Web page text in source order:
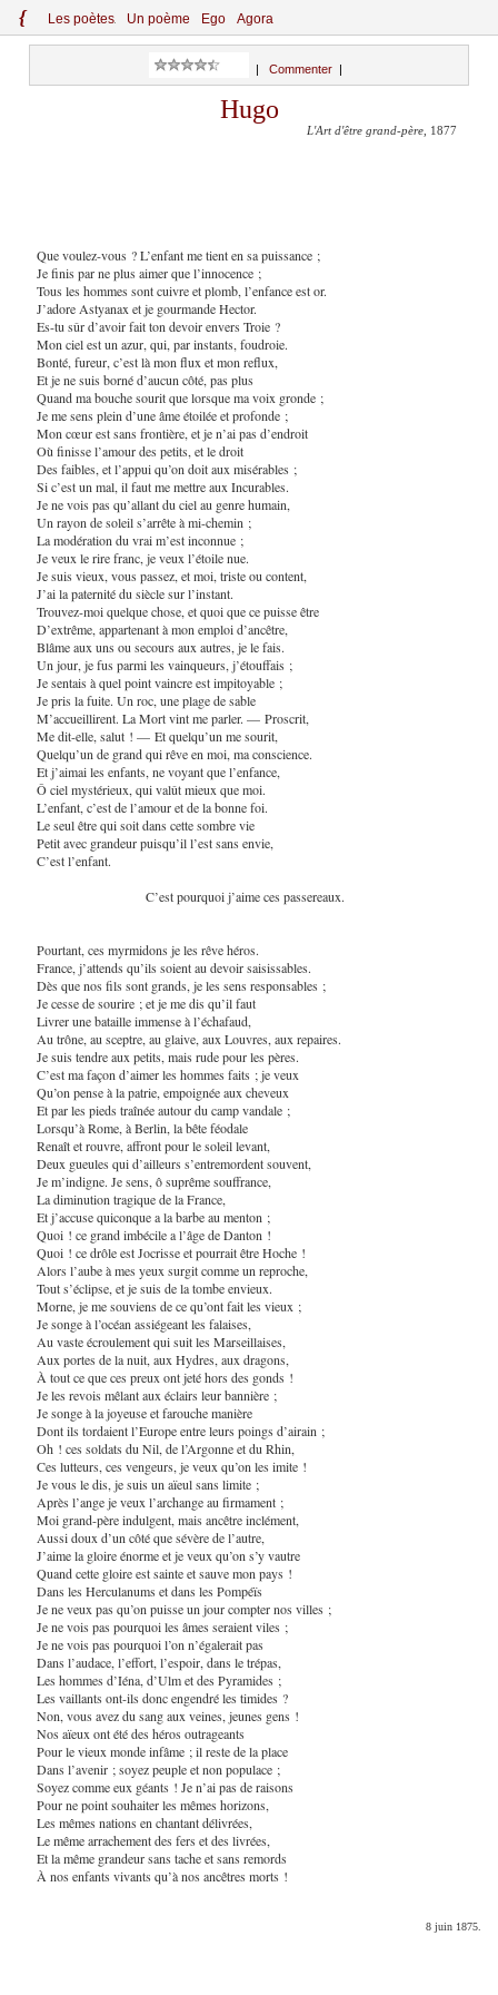
{ Les poètes Un poème Ego Agora
Commenter
Hugo
L'Art d'être grand-père , 1877
Que voulez-vous ? L’enfant me tient en sa puissance ;
Je finis par ne plus aimer que l’innocence ;
Tous les hommes sont cuivre et plomb, l’enfance est or.
J’adore Astyanax et je gourmande Hector.
Es-tu sûr d’avoir fait ton devoir envers Troie ?
Mon ciel est un azur, qui, par instants, foudroie.
Bonté, fureur, c’est là mon flux et mon reflux,
Et je ne suis borné d’aucun côté, pas plus
Quand ma bouche sourit que lorsque ma voix gronde ;
Je me sens plein d’une âme étoilée et profonde ;
Mon cœur est sans frontière, et je n’ai pas d’endroit
Où finisse l’amour des petits, et le droit
Des faibles, et l’appui qu’on doit aux misérables ;
Si c’est un mal, il faut me mettre aux Incurables.
Je ne vois pas qu’allant du ciel au genre humain,
Un rayon de soleil s’arrête à mi-chemin ;
La modération du vrai m’est inconnue ;
Je veux le rire franc, je veux l’étoile nue.
Je suis vieux, vous passez, et moi, triste ou content,
J’ai la paternité du siècle sur l’instant.
Trouvez-moi quelque chose, et quoi que ce puisse être
D’extrême, appartenant à mon emploi d’ancêtre,
Blâme aux uns ou secours aux autres, je le fais.
Un jour, je fus parmi les vainqueurs, j’étouffais ;
Je sentais à quel point vaincre est impitoyable ;
Je pris la fuite. Un roc, une plage de sable
M’accueillirent. La Mort vint me parler. — Proscrit,
Me dit-elle, salut ! — Et quelqu’un me sourit,
Quelqu’un de grand qui rêve en moi, ma conscience.
Et j’aimai les enfants, ne voyant que l’enfance,
Ô ciel mystérieux, qui valût mieux que moi.
L’enfant, c’est de l’amour et de la bonne foi.
Le seul être qui soit dans cette sombre vie
Petit avec grandeur puisqu’il l’est sans envie,
C’est l’enfant.
C’est pourquoi j’aime ces passereaux.
Pourtant, ces myrmidons je les rêve héros.
France, j’attends qu’ils soient au devoir saisissables.
Dès que nos fils sont grands, je les sens responsables ;
Je cesse de sourire ; et je me dis qu’il faut
Livrer une bataille immense à l’échafaud,
Au trône, au sceptre, au glaive, aux Louvres, aux repaires.
Je suis tendre aux petits, mais rude pour les pères.
C’est ma façon d’aimer les hommes faits ; je veux
Qu’on pense à la patrie, empoignée aux cheveux
Et par les pieds traînée autour du camp vandale ;
Lorsqu’à Rome, à Berlin, la bête féodale
Renaît et rouvre, affront pour le soleil levant,
Deux gueules qui d’ailleurs s’entremordent souvent,
Je m’indigne. Je sens, ô suprême souffrance,
La diminution tragique de la France,
Et j’accuse quiconque a la barbe au menton ;
Quoi ! ce grand imbécile a l’âge de Danton !
Quoi ! ce drôle est Jocrisse et pourrait être Hoche !
Alors l’aube à mes yeux surgit comme un reproche,
Tout s’éclipse, et je suis de la tombe envieux.
Morne, je me souviens de ce qu’ont fait les vieux ;
Je songe à l’océan assiégeant les falaises,
Au vaste écroulement qui suit les Marseillaises,
Aux portes de la nuit, aux Hydres, aux dragons,
À tout ce que ces preux ont jeté hors des gonds !
Je les revois mêlant aux éclairs leur bannière ;
Je songe à la joyeuse et farouche manière
Dont ils tordaient l’Europe entre leurs poings d’airain ;
Oh ! ces soldats du Nil, de l’Argonne et du Rhin,
Ces lutteurs, ces vengeurs, je veux qu’on les imite !
Je vous le dis, je suis un aïeul sans limite ;
Après l’ange je veux l’archange au firmament ;
Moi grand-père indulgent, mais ancêtre inclément,
Aussi doux d’un côté que sévère de l’autre,
J’aime la gloire énorme et je veux qu’on s’y vautre
Quand cette gloire est sainte et sauve mon pays !
Dans les Herculanums et dans les Pompéïs
Je ne veux pas qu’on puisse un jour compter nos villes ;
Je ne vois pas pourquoi les âmes seraient viles ;
Je ne vois pas pourquoi l’on n’égalerait pas
Dans l’audace, l’effort, l’espoir, dans le trépas,
Les hommes d’Iéna, d’Ulm et des Pyramides ;
Les vaillants ont-ils donc engendré les timides ?
Non, vous avez du sang aux veines, jeunes gens !
Nos aïeux ont été des héros outrageants
Pour le vieux monde infâme ; il reste de la place
Dans l’avenir ; soyez peuple et non populace ;
Soyez comme eux géants ! Je n’ai pas de raisons
Pour ne point souhaiter les mêmes horizons,
Les mêmes nations en chantant délivrées,
Le même arrachement des fers et des livrées,
Et la même grandeur sans tache et sans remords
À nos enfants vivants qu’à nos ancêtres morts !
8 juin 1875.